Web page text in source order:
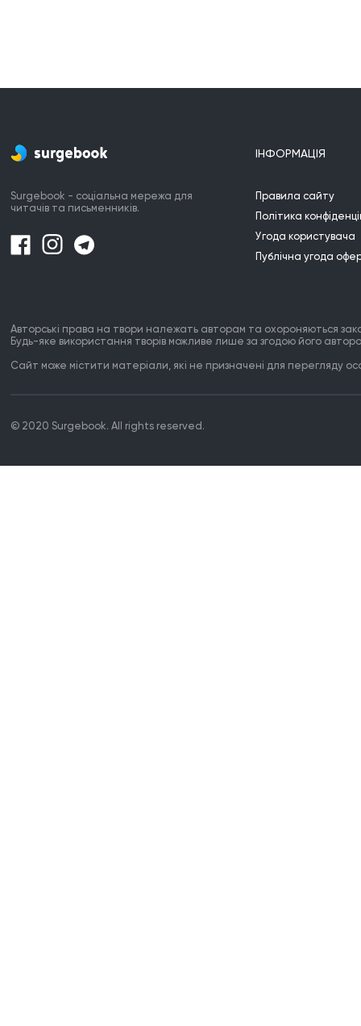
Surgebook - соціальна мережа для
читачів та письменників.
ІНФОРМАЦІЯ
Правила сайту
Політика
Угода користувача
Публічна угода
Авторські права на твори належать авторам та охороняються
Будь-яке використання творів можливе лише за згодою його
Сайт може містити матеріали, які не призначені для перегляду
© 2020 Surgebook. All rights reserved.